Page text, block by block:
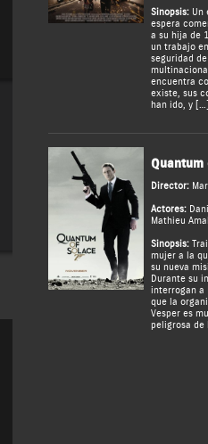
Sinopsis:Un
espera
a su hija de
un trabajo
seguridad
encuentra
existe, sus
han ido, y
Quantum
Director:
Actores:
Mathieu
Sinopsis:
mujer a la
su nueva
Durante su
interrogan a
que la
Vesper es
peligrosa de